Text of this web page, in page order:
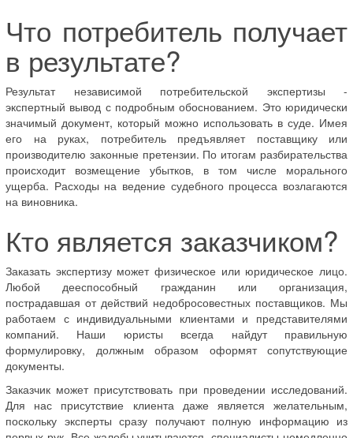
Что потребитель получает
в результате?
Результат независимой потребительской экспертизы -
экспертный вывод с подробным обоснованием. Это юридически
значимый документ, который можно использовать в суде. Имея
его на руках, потребитель предъявляет поставщику или
производителю законные претензии. По итогам разбирательства
происходит возмещение убытков, в том числе морального
ущерба. Расходы на ведение судебного процесса возлагаются
на виновника.
Кто является заказчиком?
Заказать экспертизу может физическое или юридическое лицо.
Любой дееспособный гражданин или организация,
пострадавшая от действий недобросовестных поставщиков. Мы
работаем с индивидуальными клиентами и представителями
компаний. Наши юристы всегда найдут правильную
формулировку, должным образом оформят сопутствующие
документы.
Заказчик может присутствовать при проведении исследований.
Для нас присутствие клиента даже является желательным,
поскольку эксперты сразу получают полную информацию из